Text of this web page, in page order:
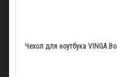
Чехол для ноутбука VINGA